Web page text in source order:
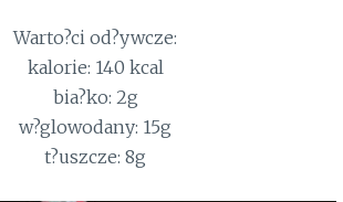
Warto?ci od?ywcze:
kalorie: 140 kcal
bia?ko: 2g
w?glowodany: 15g
t?uszcze: 8g